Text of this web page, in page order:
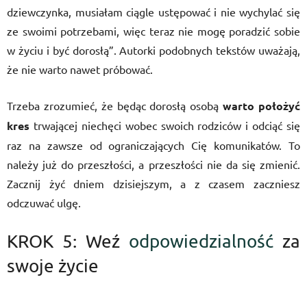
dziewczynka, musiałam ciągle ustępować i nie wychylać się
ze swoimi potrzebami, więc teraz nie mogę poradzić sobie
w życiu i być dorosłą”. Autorki podobnych tekstów uważają,
że nie warto nawet próbować.
Trzeba zrozumieć, że będąc dorosłą osobąwarto położyć
kres trwającej niechęci wobec swoich rodziców i odciąć się
raz na zawsze od ograniczających Cię komunikatów. To
należy już do przeszłości, a przeszłości nie da się zmienić.
Zacznij żyć dniem dzisiejszym, a z czasem zaczniesz
odczuwać ulgę.
KROK 5: Weź odpowiedzialność za
swoje życie